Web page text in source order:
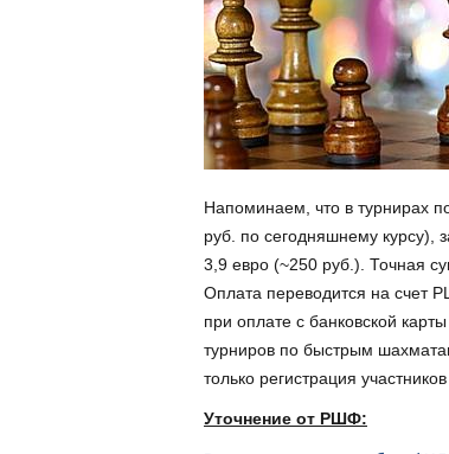
Напоминаем, что в турнирах
руб. по сегодняшнему курсу),
3,9 евро (~250 руб.). Точная
Оплата переводится на счет
при оплате с банковской
турниров по быстрым
только регистрация участников
Уточнение от РШФ: